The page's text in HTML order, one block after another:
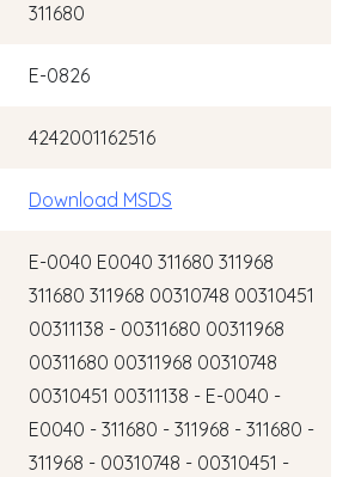
311680
E-0826
4242001162516
Download MSDS
E-0040 E0040 311680 311968
311680 311968 00310748 00310451
00311138 - 00311680 00311968
00311680 00311968 00310748
00310451 00311138 - E-0040 -
E0040 - 311680 - 311968 - 311680 -
311968 - 00310748 - 00310451 -